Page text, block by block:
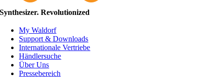
Synthesizer. Revolutionized
My Waldorf
Support & Downloads
Internationale Vertriebe
Händlersuche
Über Uns
Pressebereich